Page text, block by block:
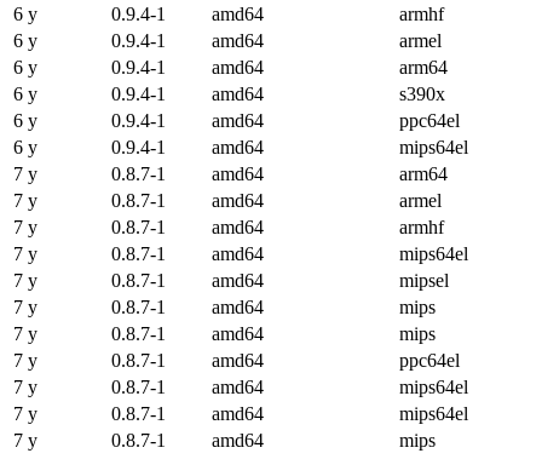
6 y
0.9.4-1 amd64
armhf
6 y
0.9.4-1 amd64
armel
6 y
0.9.4-1 amd64
arm64
6 y
0.9.4-1 amd64
s390x
6 y
0.9.4-1 amd64
ppc64el
6 y
0.9.4-1 amd64
mips64el
7 y
0.8.7-1 amd64
arm64
7 y
0.8.7-1 amd64
armel
7 y
0.8.7-1 amd64
armhf
7 y
0.8.7-1 amd64
mips64el
7 y
0.8.7-1 amd64
mipsel
7 y
0.8.7-1 amd64
mips
7 y
0.8.7-1 amd64
mips
7 y
0.8.7-1 amd64
ppc64el
7 y
0.8.7-1 amd64
mips64el
7 y
0.8.7-1 amd64
mips64el
7 y
0.8.7-1 amd64
mips